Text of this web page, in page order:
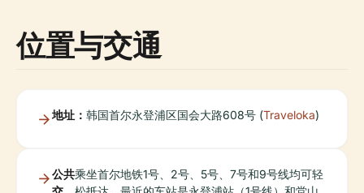
位置与交通
地址： 韩国首尔永登浦区国会大路608号 (Traveloka)
公共乘坐首尔地铁1号、2号、5号、7号和9号线均可轻